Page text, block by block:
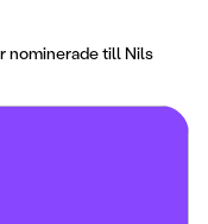
nominerade till Nils